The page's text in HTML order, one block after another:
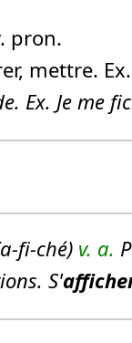
pron.
mettre.
Ex. Je me
fi-ché) v. a.
S'